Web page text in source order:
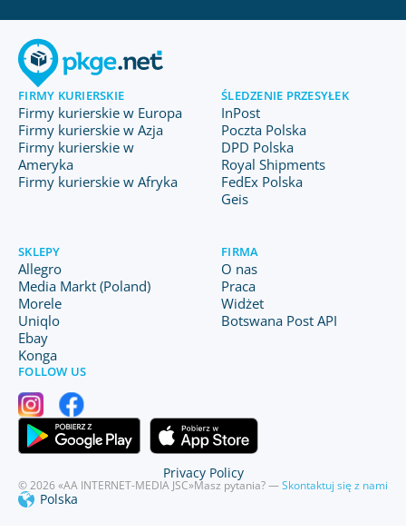
FIRMY KURIERSKIE
Firmy kurierskie w Europa
Firmy kurierskie w Azja
Firmy kurierskie w
Ameryka
Firmy kurierskie w Afryka
ŚLEDZENIE PRZESYŁEK
InPost
Poczta Polska
DPD Polska
Royal Shipments
FedEx Polska
Geis
SKLEPY
Allegro
Media Markt (Poland)
Morele
Uniqlo
Ebay
Konga
FIRMA
O nas
Praca
Widżet
Botswana Post API
FOLLOW US
© 2026 «AA INTERNET-MEDIA JSC»Masz pytania? —Skontaktuj się z nami
Polska
Privacy Policy